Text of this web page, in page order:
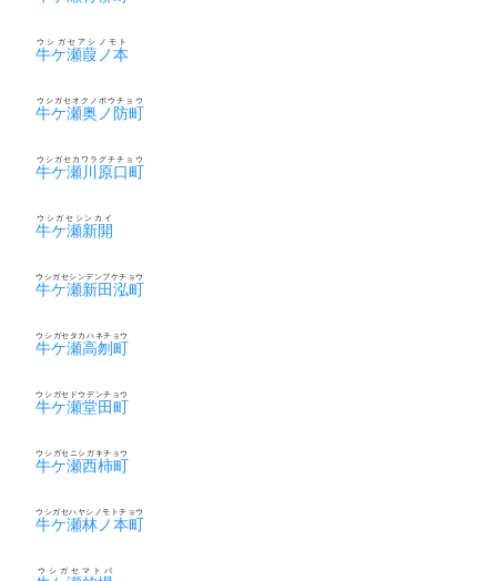
牛ケ瀬葭ノ本
ウシガセアシノモト
牛ケ瀬奥ノ防町
ウシガセオクノボウチョウ
牛ケ瀬川原口町
ウシガセカワラグチチョウ
牛ケ瀬新開
ウシガセシンカイ
牛ケ瀬新田泓町
ウシガセシンデンブケチョウ
牛ケ瀬高刎町
ウシガセタカハネチョウ
牛ケ瀬堂田町
ウシガセドウデンチョウ
牛ケ瀬西柿町
ウシガセニシガキチョウ
牛ケ瀬林ノ本町
ウシガセハヤシノモトチョウ
ウシガセマトバ